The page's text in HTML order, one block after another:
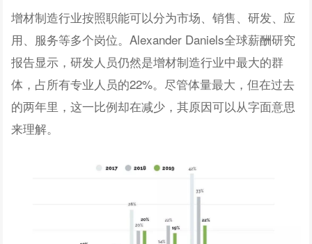
增材制造行业按照职能可以分为市场、销售、研发、应
用、服务等多个岗位。Alexander Daniels全球薪酬研究
报告显示，研发人员仍然是增材制造行业中最大的群
体，占所有专业人员的22%。尽管体量最大，但在过去
的两年里，这一比例却在减少，其原因可以从字面意思
来理解。